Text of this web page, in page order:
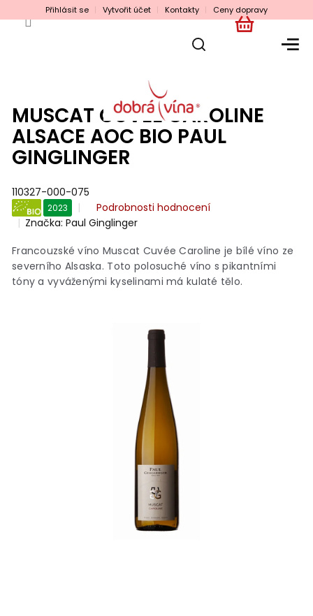
na
Přihlásit se Vytvořit účet Kontakty Ceny dopravy
NÁKUPNÍ
MUSCAT CUVÉE CAROLINE
ALSACE AOC BIO PAUL
GINGLINGER
110327-000-075
BIO
2023
Průměrné
hodnocení
produktu
je
0,0
z
5
Podrobnosti hodnocení
Značka:Paul Ginglinger
Francouzské víno Muscat Cuvée Caroline je bílé víno ze
severního Alsaska. Toto polosuché víno s pikantními
tóny a vyváženými kyselinami má kulaté tělo.